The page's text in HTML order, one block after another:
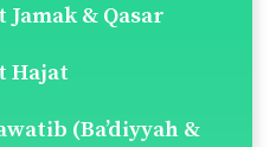
Jamak & Qasar
Hajat
(Ba’diyyah &